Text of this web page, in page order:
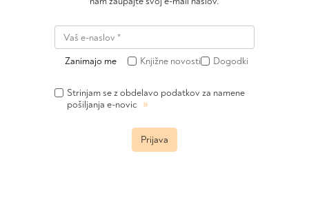
Zanimajo me Knjižne novosti Dogodki
Strinjam se z obdelavo podatkov za namene
pošiljanja e-novic »
Prijava